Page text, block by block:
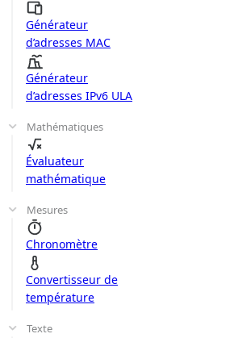
Générateur
d’adresses MAC
Générateur
d’adresses IPv6 ULA
Mathématiques
Évaluateur
mathématique
Mesures
Chronomètre
Convertisseur de
température
Texte